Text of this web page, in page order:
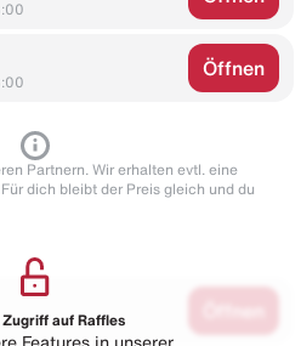
Öffnen
Partnern. Wir erhalten evtl. eine
dich bleibt der Preis gleich und du
auf Raffles
Features in unserer